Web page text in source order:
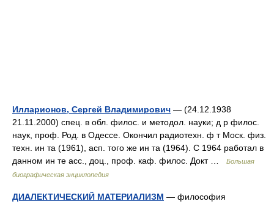
Илларионов, Сергей Владимирович — (24.12.1938
21.11.2000) спец. в обл. филос. и методол. науки; д р филос.
наук, проф. Род. в Одессе. Окончил радиотехн. ф т Моск. физ.
техн. ин та (1961), асп. того же ин та (1964). С 1964 работал в
данном ин те асс., доц., проф. каф. филос. Докт …
Большая
биографическая энциклопедия
ДИАЛЕКТИЧЕСКИЙ МАТЕРИАЛИЗМ — философия